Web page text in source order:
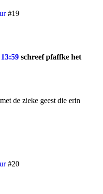
#19
schreef pfaffke het
de zieke geest die erin
#20